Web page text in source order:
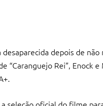
depois de
“Caranguejo Rei”, Enock